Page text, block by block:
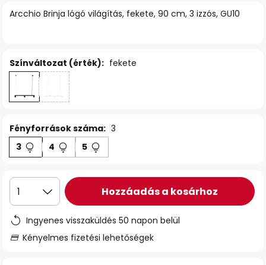
Arcchio Brinja lógó világítás, fekete, 90 cm, 3 izzós, GU10
Színváltozat (érték): fekete
Fényforrások száma: 3
3
4 5
1 Hozzáadás a kosárhoz
Ingyenes visszaküldés 50 napon belül
Kényelmes fizetési lehetőségek